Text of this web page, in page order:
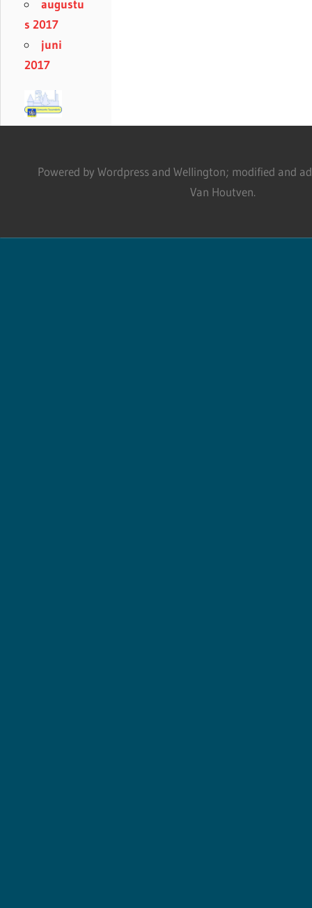
augustu
s 2017
juni
2017
Powered by Wordpress and Wellington; modified and
Van Houtven.